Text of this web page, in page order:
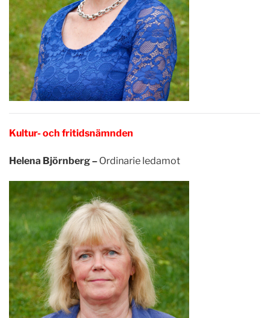
Kultur- och fritidsnämnden
Helena Björnberg – Ordinarie ledamot